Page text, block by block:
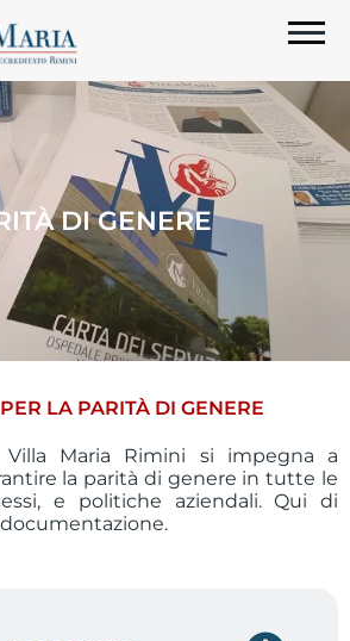
DI GENERE
LA PARITÀ DI GENERE
Villa Maria Rimini si impegna a
la parità di genere in tutte le
e politiche aziendali. Qui di